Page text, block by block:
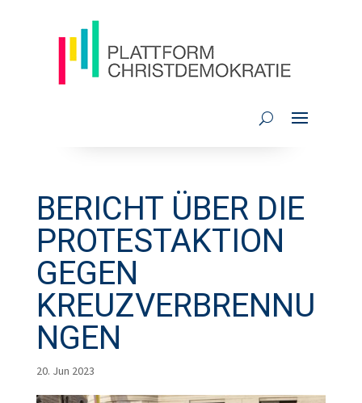
BERICHT ÜBER DIE
PROTESTAKTION
GEGEN
KREUZVERBRENNU
NGEN
20. Jun 2023